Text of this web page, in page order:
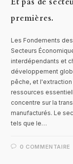
premières.
Les Fondements
Secteurs
interdépendants et
développement
pêche, et
ressources
concentre sur la
manufacturés. Le
tels que le…
0 COMMENTAIRE